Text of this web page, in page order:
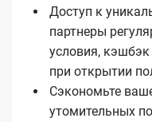
Доступ к
партнеры
условия,
при открытии
Сэкономьте
утомительных